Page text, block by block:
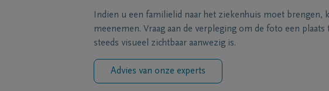
Indien u een familielid naar het ziekenhuis moet brengen,
meenemen. Vraag aan de verpleging om de foto een
steeds visueel zichtbaar aanwezig is.
Advies van onze experts